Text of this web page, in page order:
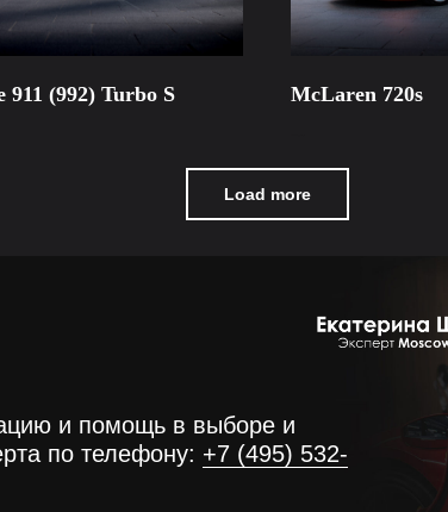
911 (992) Turbo S McLaren 720s
Load more
и помощь в выборе и
по телефону: +7 (495) 532-